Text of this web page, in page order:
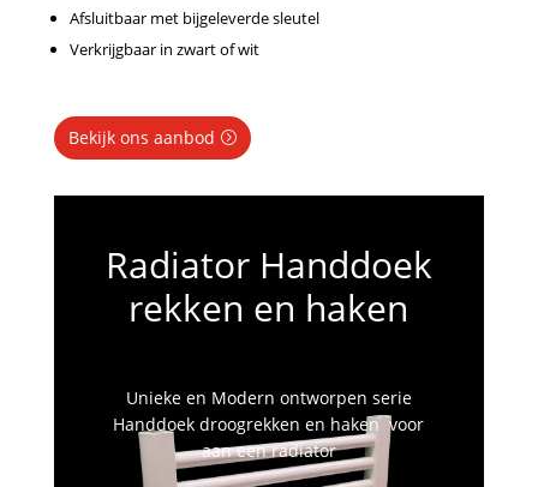
Afsluitbaar met bijgeleverde sleutel
Verkrijgbaar in zwart of wit
Bekijk ons aanbod
Radiator Handdoek
rekken en haken
Unieke en Modern ontworpen serie
Handdoek droogrekken en haken voor
aan een radiator